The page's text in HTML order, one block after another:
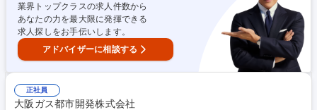
市民との接点業務、災害時の対応等を総合的に提案することができ、案件
規模、影響度が大きい業務です。 募集職種 東京_廃棄物発電施設に関する
自治体営業(関東甲信越または東北担当)_環境営業室
業界トップクラスの求人件数から
あなたの力を最大限に発揮できる
求人探しをお手伝いします。
アドバイザーに相談する
正社員
大阪ガス都市開発株式会社